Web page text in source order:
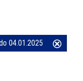
04.01.2025